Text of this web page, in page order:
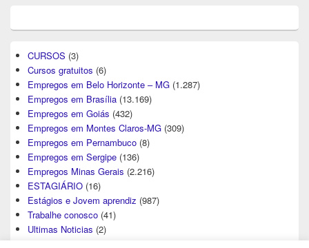
CURSOS (3)
Cursos gratuitos (6)
Empregos em Belo Horizonte – MG (1.287)
Empregos em Brasília (13.169)
Empregos em Goiás (432)
Empregos em Montes Claros-MG (309)
Empregos em Pernambuco (8)
Empregos em Sergipe (136)
Empregos Minas Gerais (2.216)
ESTAGIÁRIO (16)
Estágios e Jovem aprendiz (987)
Trabalhe conosco (41)
Ultimas Noticias (2)